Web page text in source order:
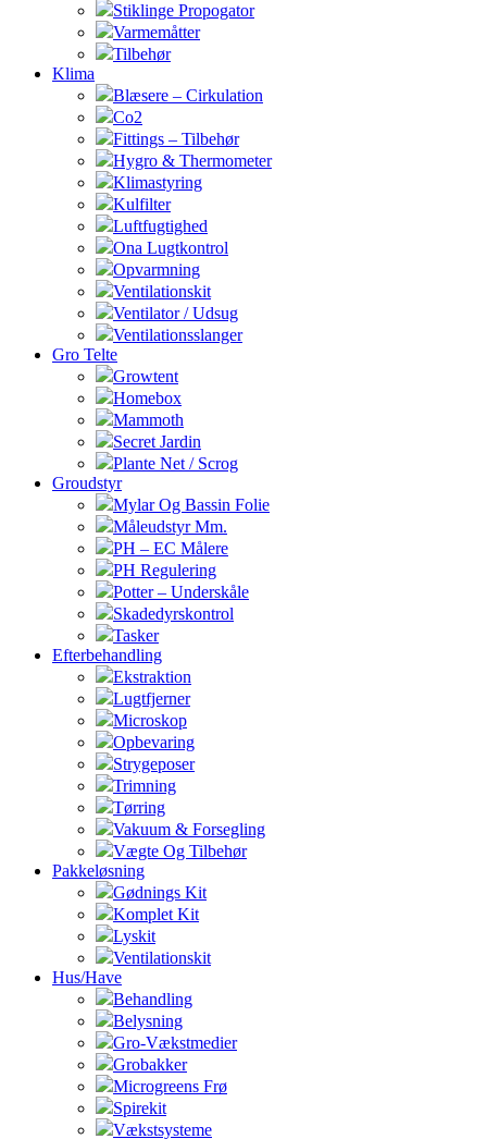
Stiklinge Propogator
Varmemåtter
Tilbehør
Klima
Blæsere – Cirkulation
Co2
Fittings – Tilbehør
Hygro & Thermometer
Klimastyring
Kulfilter
Luftfugtighed
Ona Lugtkontrol
Opvarmning
Ventilationskit
Ventilator / Udsug
Ventilationsslanger
Gro Telte
Growtent
Homebox
Mammoth
Secret Jardin
Plante Net / Scrog
Groudstyr
Mylar Og Bassin Folie
Måleudstyr Mm.
PH – EC Målere
PH Regulering
Potter – Underskåle
Skadedyrskontrol
Tasker
Efterbehandling
Ekstraktion
Lugtfjerner
Microskop
Opbevaring
Strygeposer
Trimning
Tørring
Vakuum & Forsegling
Vægte Og Tilbehør
Pakkeløsning
Gødnings Kit
Komplet Kit
Lyskit
Ventilationskit
Hus/Have
Behandling
Belysning
Gro-Vækstmedier
Grobakker
Microgreens Frø
Spirekit
Vækstsysteme